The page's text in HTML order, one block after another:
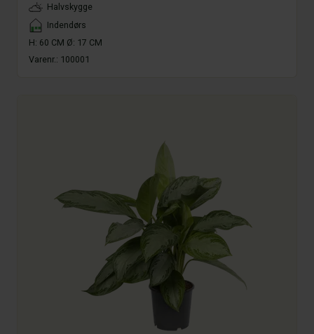
Halvskygge
Placement
Indendørs
H: 60 CM Ø: 17 CM
Varenr.: 100001